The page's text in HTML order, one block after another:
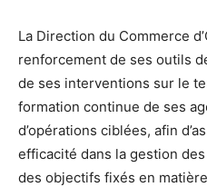
La Direction du Commerce
renforcement de ses outils
de ses interventions sur le
formation continue de ses
d’opérations ciblées, afin
efficacité dans la gestion
des objectifs fixés en